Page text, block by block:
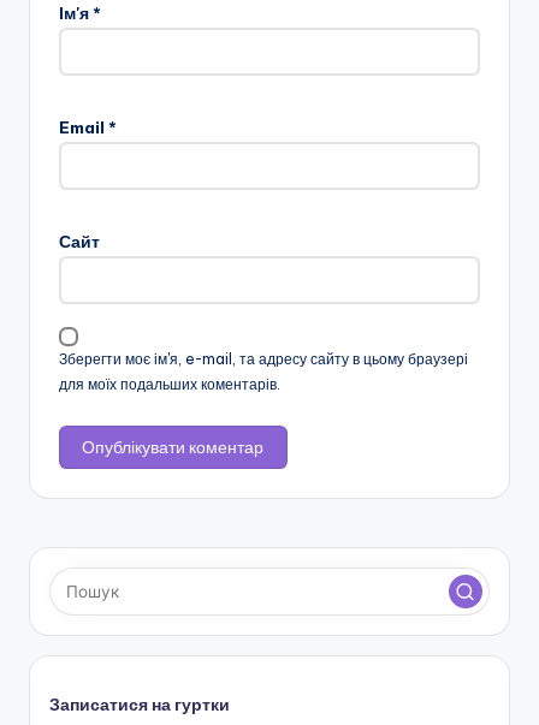
Ім'я*
Email *
Сайт
Зберегти моє ім'я, e-mail, та адресу сайту в цьому браузері
для моїх подальших коментарів.
Записатися на гуртки